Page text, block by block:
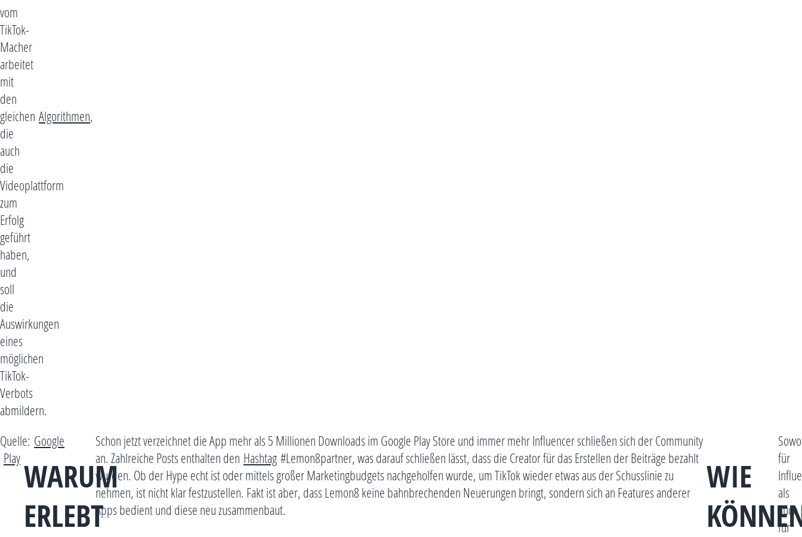
vom
TikTok-
Macher
arbeitet
mit
den
gleichen Algorithmen,
die
auch
die
Videoplattform
zum
Erfolg
geführt
haben,
und
soll
die
Auswirkungen
eines
möglichen
TikTok-
Verbots
abmildern.
Quelle: Google
Play WARUM
ERLEBT
Schon jetzt verzeichnet die App mehr als 5 Millionen Downloads im Google Play Store und immer mehr Influencer schließen sich der Community
an. Zahlreiche Posts enthalten den Hashtag #Lemon8partner, was darauf schließen lässt, dass die Creator für das Erstellen der Beiträge bezahlt
wurden. Ob der Hype echt ist oder mittels großer Marketingbudgets nachgeholfen wurde, um TikTok wieder etwas aus der Schusslinie zu
nehmen, ist nicht klar festzustellen. Fakt ist aber, dass Lemon8 keine bahnbrechenden Neuerungen bringt, sondern sich an Features anderer
Apps bedient und diese neu zusammenbaut.
WIE
für
als
auch
für